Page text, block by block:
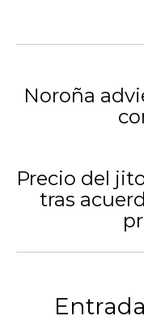
entre
Noroña
Precio del
tras